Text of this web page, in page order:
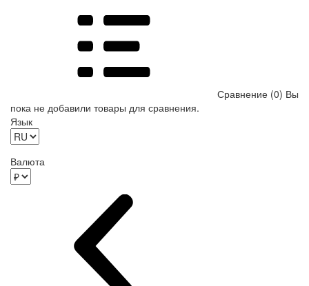
Сравнение (0) Вы
пока не добавили товары для сравнения.
Язык
Валюта